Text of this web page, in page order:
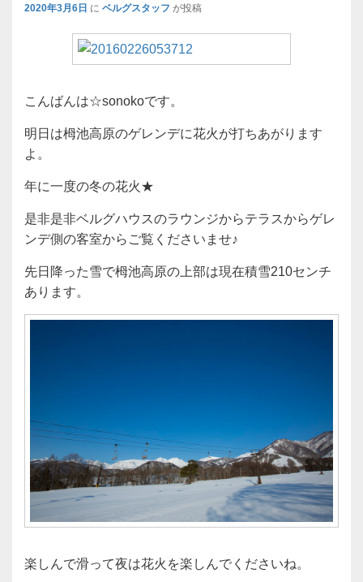
2020年3月6日 に ベルグスタッフ が投稿
こんばんは☆sonokoです。
明日は栂池高原のゲレンデに花火が打ちあがります
よ。
年に一度の冬の花火★
是非是非ベルグハウスのラウンジからテラスからゲレ
ンデ側の客室からご覧くださいませ♪
先日降った雪で栂池高原の上部は現在積雪210センチ
あります。
楽しんで滑って夜は花火を楽しんでくださいね。